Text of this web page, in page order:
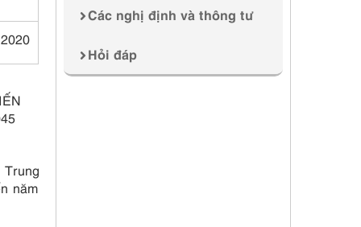
năm
Các nghị định và thông tư
Hỏi đáp